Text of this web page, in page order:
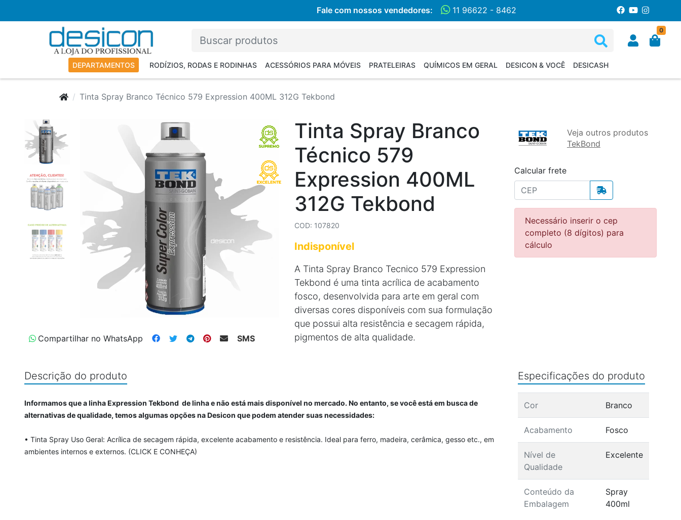
Fale com nossos vendedores: 11 96622 - 8462
0
DEPARTAMENTOS RODÍZIOS, RODAS E RODINHAS ACESSÓRIOS PARA MÓVEIS PRATELEIRAS QUÍMICOS EM GERAL DESICON & VOCÊ DESICASH
Tinta Spray Branco Técnico 579 Expression 400ML 312G Tekbond
Compartilhar no WhatsApp SMS
Tinta Spray Branco
Técnico 579
Expression 400ML
312G Tekbond
COD: 107820
Indisponível
A Tinta Spray Branco Tecnico 579 Expression
Tekbond é uma tinta acrílica de acabamento
fosco, desenvolvida para arte em geral com
diversas cores disponíveis com sua formulação
que possui alta resistência e secagem rápida,
pigmentos de alta qualidade.
Veja outros produtos
TekBond
Calcular frete
Necessário inserir o cep
completo (8 dígitos) para
cálculo
Descrição do produto
Informamos que a linha Expression Tekbond de linha e não está mais disponível no mercado. No entanto, se você está em busca de
alternativas de qualidade, temos algumas opções na Desicon que podem atender suas necessidades:
• Tinta Spray Uso Geral: Acrílica de secagem rápida, excelente acabamento e resistência. Ideal para ferro, madeira, cerâmica, gesso etc., em
ambientes internos e externos. (CLICK E CONHEÇA)
Especificações do produto
Cor Branco
Acabamento Fosco
Nível de
Qualidade
Excelente
Conteúdo da
Embalagem
Spray
400ml